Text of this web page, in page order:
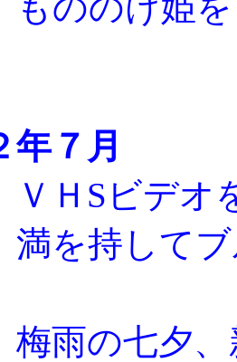
年７月
ＶＨSビデオ
満を持してブ
梅雨の七夕、